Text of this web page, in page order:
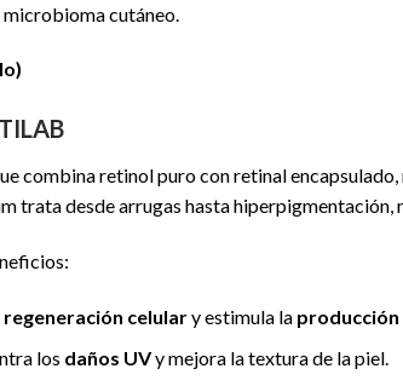
cutáneo.
combina retinol puro con retinal
trata desde arrugas hasta
regeneración celulary estimula la producción
los daños UVy mejora la textura de la piel.